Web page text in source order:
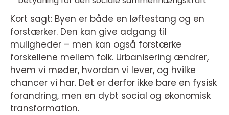
Kort sagt: Byen er både en løftestang og en
forstærker. Den kan give adgang til
muligheder – men kan også forstærke
forskellene mellem folk. Urbanisering ændrer,
hvem vi møder, hvordan vi lever, og hvilke
chancer vi har. Det er derfor ikke bare en fysisk
forandring, men en dybt social og økonomisk
transformation.